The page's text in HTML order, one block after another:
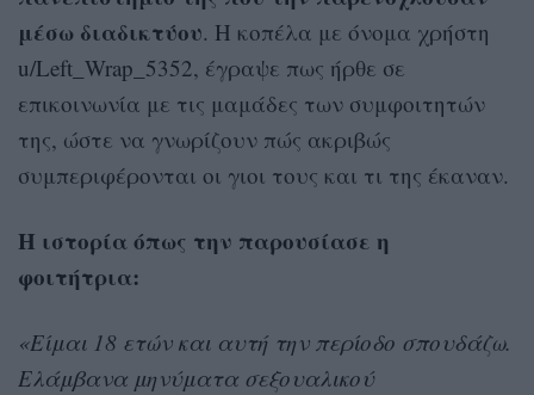
μέσω διαδικτύου. Η κοπέλα με όνομα χρήστη
u/Left_Wrap_5352, έγραψε πως ήρθε σε
επικοινωνία με τις μαμάδες των συμφοιτητών
της, ώστε να γνωρίζουν πώς ακριβώς
συμπεριφέρονται οι γιοι τους και τι της έκαναν.
Η ιστορία όπως την παρουσίασε η
φοιτήτρια:
«Είμαι 18 ετών και αυτή την περίοδο σπουδάζω.
Ελάμβανα μηνύματα σεξουαλικού